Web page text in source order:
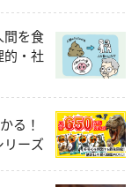
間を食
・社
る！
リーズ